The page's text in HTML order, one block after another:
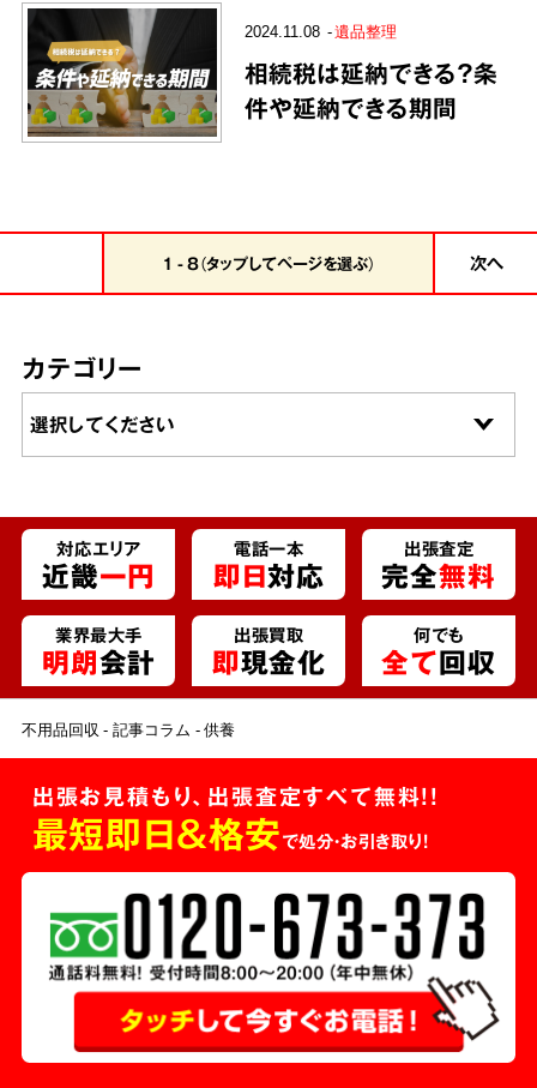
2024.11.08 遺品整理
相続税は延納できる？条
件や延納できる期間
1 - 8（タップしてページを選ぶ） 次へ
カテゴリー
対応エリア
近畿一円
電話一本
即日対応
出張査定
完全無料
業界最大手
明朗会計
出張買取
即現金化
何でも
全て回収
不用品回収 記事コラム 供養
出張お見積もり、出張査定すべて無料!!
最短即日＆格安で処分・お引き取り！